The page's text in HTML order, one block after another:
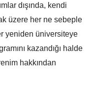
dışında, kendi
üzere her ne sebeple
yeniden üniversiteye
kazandığı halde
hakkından